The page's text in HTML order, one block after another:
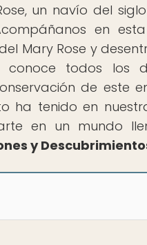
un navío del
en
Mary Rose y
conoce todos
de este
ha tenido en
en un mundo
y